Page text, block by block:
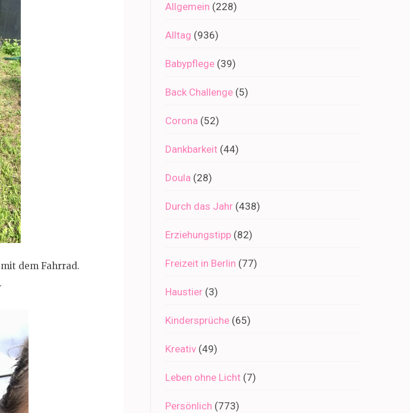
dem Fahrrad.
Allgemein (228)
Alltag (936)
Babypflege (39)
Back Challenge (5)
Corona (52)
Dankbarkeit (44)
Doula (28)
Durch das Jahr (438)
Erziehungstipp (82)
Freizeit in Berlin (77)
Haustier (3)
Kindersprüche (65)
Kreativ (49)
Leben ohne Licht (7)
Persönlich (773)